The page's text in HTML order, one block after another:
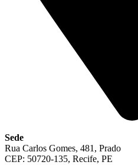
Sede
Rua Carlos Gomes, 481, Prado
CEP: 50720-135, Recife, PE